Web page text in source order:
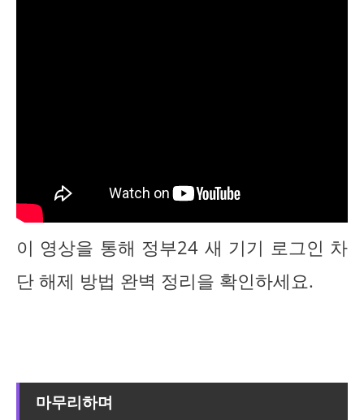
이 영상을 통해 정부24 새 기기 로그인 차
단 해제 방법 완벽 정리을 확인하세요.
마무리하며